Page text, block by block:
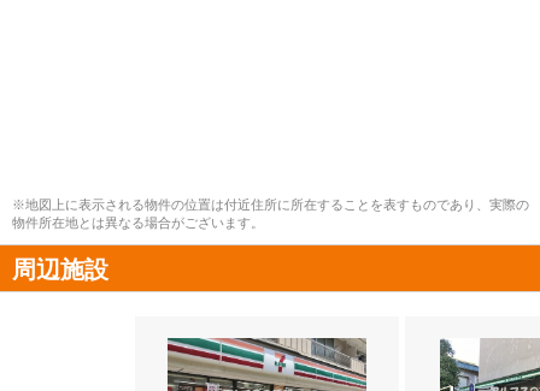
※地図上に表示される物件の位置は付近住所に所在することを表すものであり、実際の
物件所在地とは異なる場合がございます。
周辺施設